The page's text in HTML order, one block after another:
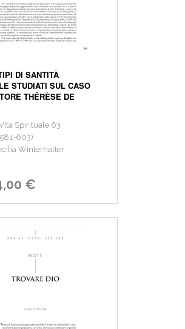
DI SANTITÀ
STUDIATI SUL CASO
THÉRÈSE DE
Spirituale 63
603)
Winterhalter
€